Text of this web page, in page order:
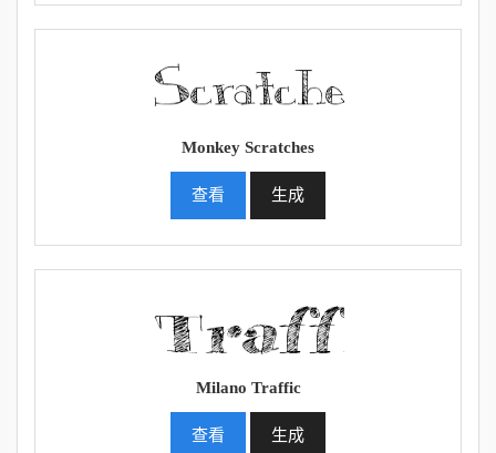
Monkey Scratches
查看 生成
Milano Traffic
查看 生成